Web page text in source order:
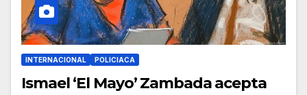
INTERNACIONAL POLICIACA
Ismael ‘El Mayo’ Zambada acepta